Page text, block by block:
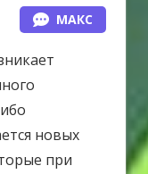
МАКС
новых
при